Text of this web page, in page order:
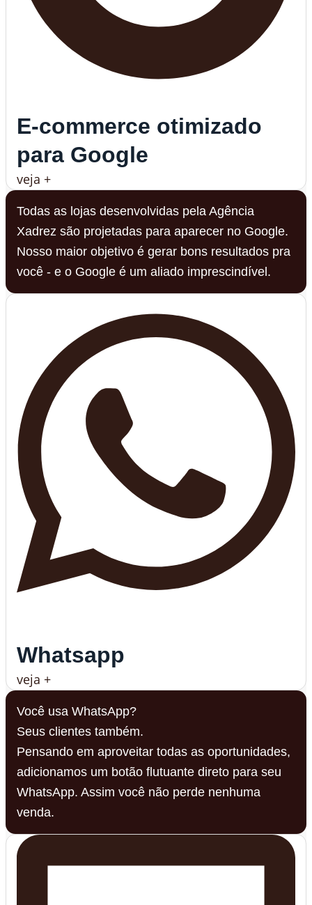
E-commerce otimizado
para Google
veja +
Todas as lojas desenvolvidas pela Agência
Xadrez são projetadas para aparecer no Google.
Nosso maior objetivo é gerar bons resultados pra
você - e o Google é um aliado imprescindível.
Whatsapp
veja +
Você usa WhatsApp?
Seus clientes também.
Pensando em aproveitar todas as oportunidades,
adicionamos um botão flutuante direto para seu
WhatsApp. Assim você não perde nenhuma
venda.